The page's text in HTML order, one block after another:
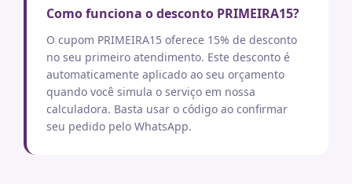
Como funciona o desconto PRIMEIRA15?
O cupom PRIMEIRA15 oferece 15% de desconto
no seu primeiro atendimento. Este desconto é
automaticamente aplicado ao seu orçamento
quando você simula o serviço em nossa
calculadora. Basta usar o código ao confirmar
seu pedido pelo WhatsApp.